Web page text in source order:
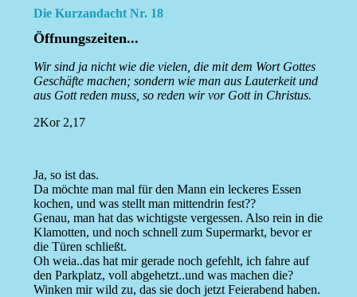
Die Kurzandacht Nr. 18
Öffnungszeiten...
Wir sind ja nicht wie die vielen, die mit dem Wort Gottes
Geschäfte machen; sondern wie man aus Lauterkeit und
aus Gott reden muss, so reden wir vor Gott in Christus.
2Kor 2,17
Ja, so ist das.
Da möchte man mal für den Mann ein leckeres Essen
kochen, und was stellt man mittendrin fest??
Genau, man hat das wichtigste vergessen. Also rein in die
Klamotten, und noch schnell zum Supermarkt, bevor er
die Türen schließt.
Oh weia..das hat mir gerade noch gefehlt, ich fahre auf
den Parkplatz, voll abgehetzt..und was machen die?
Winken mir wild zu, das sie doch jetzt Feierabend haben.